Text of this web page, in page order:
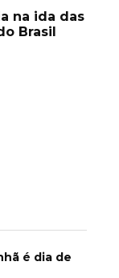
na ida das
Brasil
é dia de